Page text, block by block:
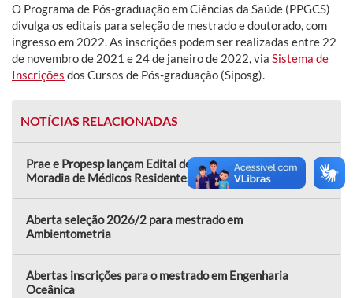
O Programa de Pós-graduação em Ciências da Saúde (PPGCS)
divulga os editais para seleção de mestrado e doutorado, com
ingresso em 2022. As inscrições podem ser realizadas entre 22
de novembro de 2021 e 24 de janeiro de 2022, via Sistema de
Inscrições dos Cursos de Pós-graduação (Siposg).
NOTÍCIAS RELACIONADAS
Prae e Propesp lançam Edital de Fluxo Contínuo para
Moradia de Médicos Residentes
Aberta seleção 2026/2 para mestrado em
Ambientometria
Abertas inscrições para o mestrado em Engenharia
Oceânica